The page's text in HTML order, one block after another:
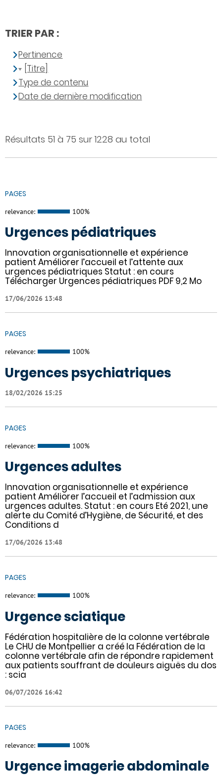
Résultats 51 à 75 sur 1228 au total
PAGES
relevance: 100%
Urgences pédiatriques
Innovation organisationnelle et expérience
patient Améliorer l’accueil et l’attente aux
urgences pédiatriques Statut : en cours
Télécharger Urgences pédiatriques PDF 9,2 Mo
17/06/2026 13:48
PAGES
relevance: 100%
Urgences psychiatriques
18/02/2026 15:25
PAGES
relevance: 100%
Urgences adultes
Innovation organisationnelle et expérience
patient Améliorer l’accueil et l’admission aux
urgences adultes. Statut : en cours Eté 2021, une
alerte du Comité d’Hygiène, de Sécurité, et des
Conditions d
17/06/2026 13:48
PAGES
relevance: 100%
Urgence sciatique
Fédération hospitalière de la colonne vertébrale
Le CHU de Montpellier a créé la Fédération de la
colonne vertébrale afin de répondre rapidement
aux patients souffrant de douleurs aiguës du dos
: scia
06/07/2026 16:42
PAGES
relevance: 100%
Urgence imagerie abdominale
TRIER PAR :
Pertinence
[Titre]
Type de contenu
Date de dernière modification